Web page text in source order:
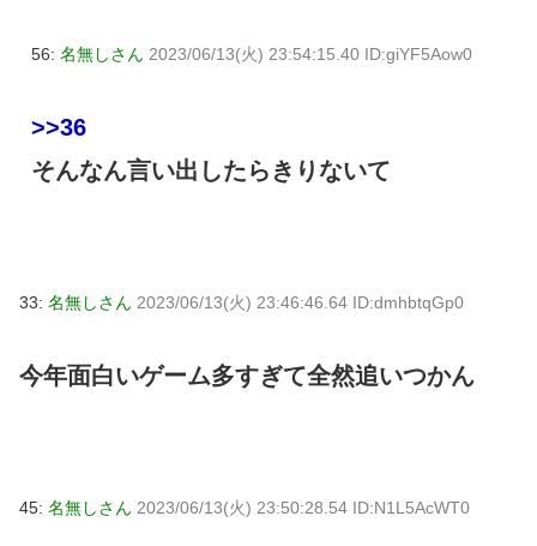
56: 名無しさん 2023/06/13(火) 23:54:15.40 ID:giYF5Aow0
>>36
そんなん言い出したらきりないて
33: 名無しさん 2023/06/13(火) 23:46:46.64 ID:dmhbtqGp0
今年面白いゲーム多すぎて全然追いつかん
45: 名無しさん 2023/06/13(火) 23:50:28.54 ID:N1L5AcWT0